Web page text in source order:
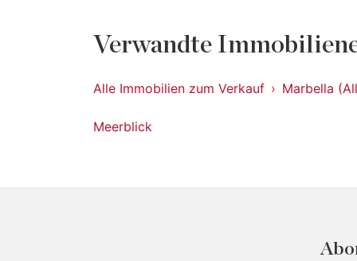
Verwandte
Alle Immobilien zum Verkauf Marbella
Meerblick